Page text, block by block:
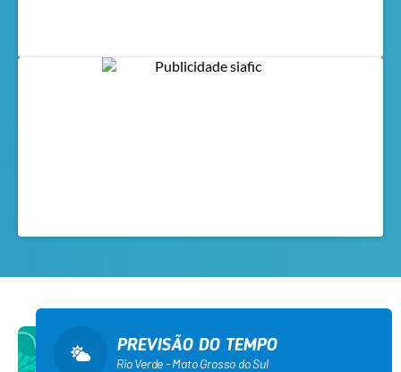
PREVISÃO DO TEMPO
Rio Verde - Mato Grosso do Sul